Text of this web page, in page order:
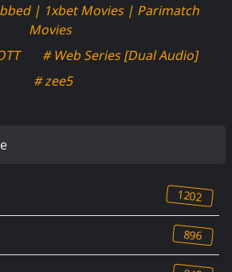
| 1xbet Movies | Parimatch
Movies
# Web Series [Dual Audio]
# zee5
1202
896